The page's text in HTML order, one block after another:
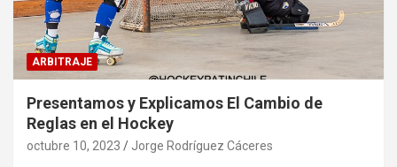
ARBITRAJE
Presentamos y Explicamos El Cambio de
Reglas en el Hockey
octubre 10, 2023 Jorge Rodríguez Cáceres